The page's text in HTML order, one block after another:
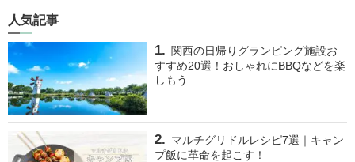
人気記事
関西の日帰りグランピング施設お
すすめ20選！おしゃれにBBQなどを楽
しもう
マルチグリドルレシピ7選｜キャン
プ飯に革命を起こす！